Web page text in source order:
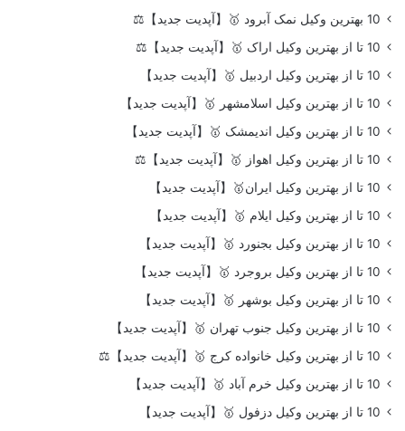
10 بهترین وکیل نمک آبرود 🥇【آپدیت جدید】⚖️
10 تا از بهترین وکیل اراک 🥇【آپدیت جدید】⚖️
10 تا از بهترین وکیل اردبیل 🥇【آپدیت جدید】
10 تا از بهترین وکیل اسلامشهر 🥇【آپدیت جدید】
10 تا از بهترین وکیل اندیمشک 🥇【آپدیت جدید】
10 تا از بهترین وکیل اهواز 🥇【آپدیت جدید】⚖️
10 تا از بهترین وکیل ایران🥇【آپدیت جدید】
10 تا از بهترین وکیل ایلام 🥇【آپدیت جدید】
10 تا از بهترین وکیل بجنورد 🥇【آپدیت جدید】
10 تا از بهترین وکیل بروجرد 🥇【آپدیت جدید】
10 تا از بهترین وکیل بوشهر 🥇【آپدیت جدید】
10 تا از بهترین وکیل جنوب تهران 🥇【آپدیت جدید】
10 تا از بهترین وکیل خانواده کرج 🥇【آپدیت جدید】⚖️
10 تا از بهترین وکیل خرم آباد 🥇【آپدیت جدید】
10 تا از بهترین وکیل دزفول 🥇【آپدیت جدید】